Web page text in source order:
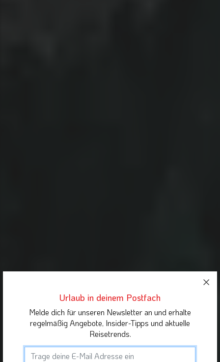
Urlaub in deinem Postfach
Melde dich für unseren Newsletter an und erhalte
regelmäßig Angebote, Insider-Tipps und aktuelle
Reisetrends.